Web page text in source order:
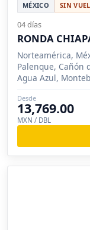
MÉXICO SIN
04 días
RONDA
Norteamérica,
Palenque, Cañón
Agua Azul,
Desde
13,769.00
MXN / DBL